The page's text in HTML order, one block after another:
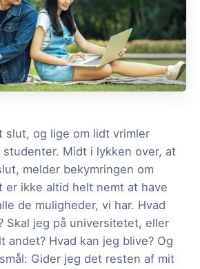
slut, og lige om lidt vrimler
studenter. Midt i lykken over, at
melder bekymringen om
er ikke altid helt nemt at have
de muligheder, vi har. Hvad
Skal jeg på universitetet, eller
andet? Hvad kan jeg blive? Og
Gider jeg det resten af mit